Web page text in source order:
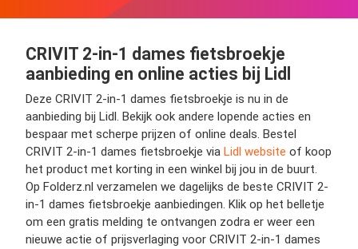
CRIVIT 2-in-1 dames fietsbroekje
aanbieding en online acties bij Lidl
Deze CRIVIT 2-in-1 dames fietsbroekje is nu in de
aanbieding bij Lidl. Bekijk ook andere lopende acties en
bespaar met scherpe prijzen of online deals. Bestel
CRIVIT 2-in-1 dames fietsbroekje via Lidl website of koop
het product met korting in een winkel bij jou in de buurt.
Op Folderz.nl verzamelen we dagelijks de beste CRIVIT 2-
in-1 dames fietsbroekje aanbiedingen. Klik op het belletje
om een gratis melding te ontvangen zodra er weer een
nieuwe actie of prijsverlaging voor CRIVIT 2-in-1 dames